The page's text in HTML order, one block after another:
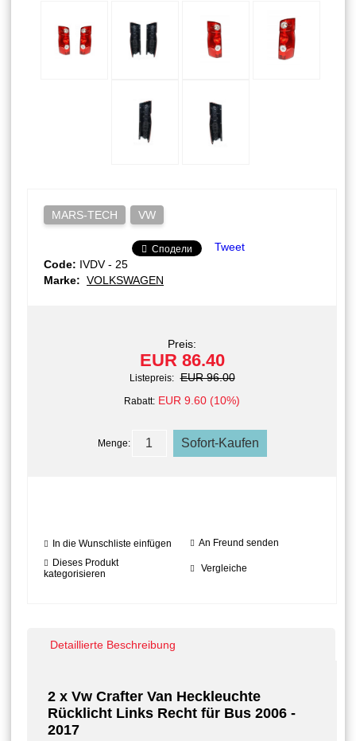
MARS-TECH VW
Сподели
Tweet
Code: IVDV - 25
Marke: VOLKSWAGEN
Preis:
EUR 86.40
Listepreis: EUR 96.00
Rabatt: EUR 9.60 (10%)
Menge:
In die Wunschliste einfügen
An Freund senden
Dieses Produkt
kategorisieren
Vergleiche
Detaillierte Beschreibung
2 x Vw Crafter Van Heckleuchte
Rücklicht Links Recht für Bus 2006 -
2017